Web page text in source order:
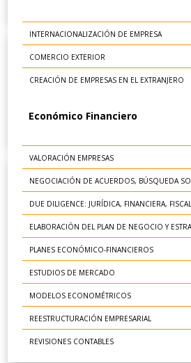
INTERNACIONALIZACIÓN DE EMPRESA
COMERCIO EXTERIOR
CREACIÓN DE EMPRESAS EN EL EXTRANJERO
Económico Financiero
VALORACIÓN EMPRESAS
NEGOCIACIÓN DE ACUERDOS, BÚSQUEDA
DUE DILIGENCE: JURÍDICA, FINANCIERA, FISCAL
ELABORACIÓN DEL PLAN DE NEGOCIO Y
PLANES ECONÓMICO-FINANCIEROS
ESTUDIOS DE MERCADO
MODELOS ECONOMÉTRICOS
REESTRUCTURACIÓN EMPRESARIAL
REVISIONES CONTABLES